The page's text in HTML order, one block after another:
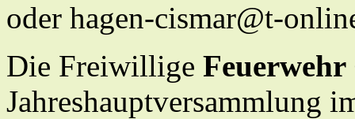
oder hagen-cismar@t-
Die Freiwillige
Jahreshauptversammlung